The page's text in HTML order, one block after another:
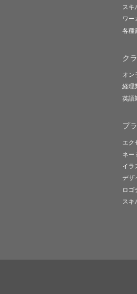
スキ
ワー
各種
ク
オン
経理
英語
プ
エク
ネー
イラ
デザ
ロゴ
スキ